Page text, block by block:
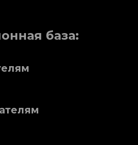
база: